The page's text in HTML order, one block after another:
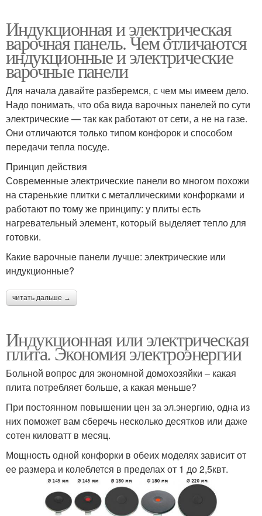
Индукционная и электрическая
варочная панель. Чем отличаются
индукционные и электрические
варочные панели
Для начала давайте разберемся, с чем мы имеем дело.
Надо понимать, что оба вида варочных панелей по сути
электрические — так как работают от сети, а не на газе.
Они отличаются только типом конфорок и способом
передачи тепла посуде.
Принцип действия
Современные электрические панели во многом похожи
на старенькие плитки с металлическими конфорками и
работают по тому же принципу: у плиты есть
нагревательный элемент, который выделяет тепло для
готовки.
Какие варочные панели лучше: электрические или
индукционные?
читать дальше →
Индукционная или электрическая
плита. Экономия электроэнергии
Больной вопрос для экономной домохозяйки – какая
плита потребляет больше, а какая меньше?
При постоянном повышении цен за эл.энергию, одна из
них поможет вам сберечь несколько десятков или даже
сотен киловатт в месяц.
Мощность одной конфорки в обеих моделях зависит от
ее размера и колеблется в пределах от 1 до 2,5квт.